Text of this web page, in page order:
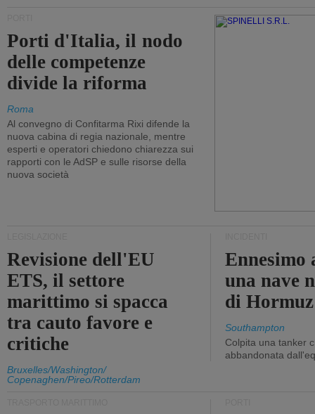
Porti d'Italia, il nodo
delle competenze
divide la riforma
Roma
Al convegno di Confitarma Rixi difende la
nuova cabina di regia nazionale, mentre
esperti e operatori chiedono chiarezza sui
rapporti con le AdSP e sulle risorse della
nuova società
Revisione dell'EU
ETS, il settore
marittimo si spacca
tra cauto favore e
critiche
Bruxelles/Washington/
Copenaghen/Pireo/Rotterdam
Ennesimo
una nave
di Hormuz
Southampton
Colpita una tanker
abbandonata